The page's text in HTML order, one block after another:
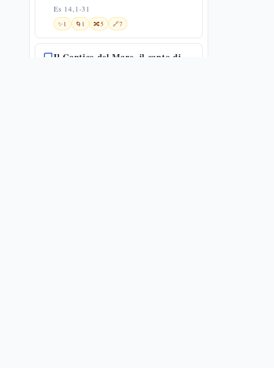
Es 14,1-31
✨1 🌀 1 🔀5 🔗7
Il Cantico del Mare, il canto di